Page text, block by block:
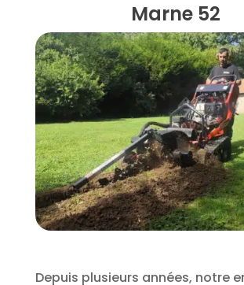
Marne 52
Depuis plusieurs années, notre